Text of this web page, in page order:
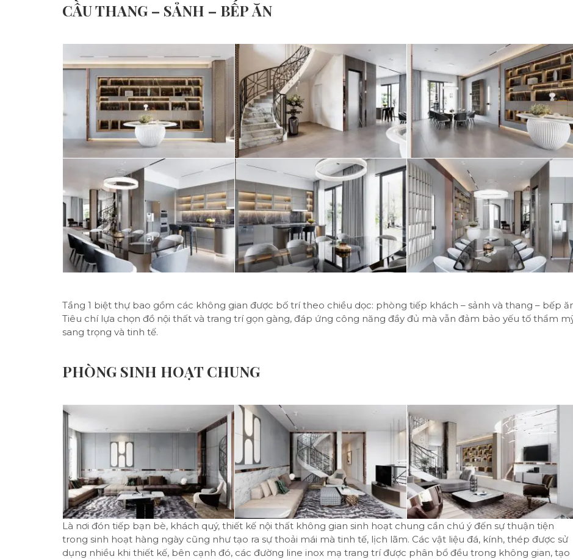
CẦU THANG – SẢNH – BẾP ĂN
Tầng 1 biệt thự bao gồm các không gian được bố trí theo chiều dọc: phòng tiếp khách – sảnh và thang – bếp
Tiêu chí lựa chọn đồ nội thất và trang trí gọn gàng, đáp ứng công năng đầy đủ mà vẫn đảm bảo yếu tố thẩm
sang trọng và tinh tế.
PHÒNG SINH HOẠT CHUNG
Là nơi đón tiếp bạn bè, khách quý, thiết kế nội thất không gian sinh hoạt chung cần chú ý đến sự thuận tiện
trong sinh hoạt hàng ngày cũng như tạo ra sự thoải mái mà tinh tế, lịch lãm. Các vật liệu đá, kính, thép được sử
dụng nhiều khi thiết kế, bên cạnh đó, các đường line inox mạ trang trí được phân bổ đều trong không gian, tạo